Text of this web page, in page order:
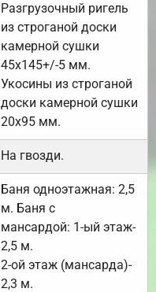
Разгрузочный ригель
из строганой доски
камерной сушки
45х145+/-5 мм.
Укосины из строганой
доски камерной сушки
20х95 мм.
На гвозди.
Баня одноэтажная: 2,5
м. Баня с
мансардой: 1-ый этаж-
2,5 м.
2-ой этаж (мансарда)-
2,3 м.